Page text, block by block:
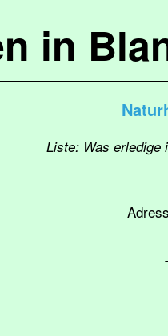
in
Liste: Was erledige